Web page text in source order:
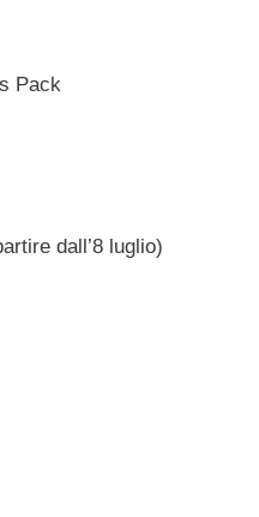
Pack
dall’8 luglio)